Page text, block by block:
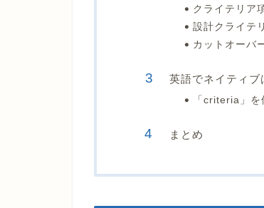
クライテリア
設計クライテ
カットオーバ
英語でネイティブ
「criteria」
まとめ